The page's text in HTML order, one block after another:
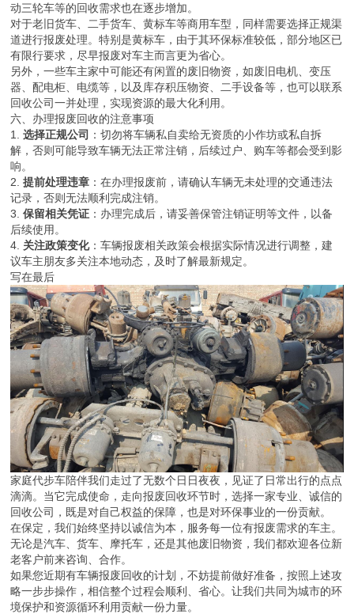
动三轮车等的回收需求也在逐步增加。
对于老旧货车、二手货车、黄标车等商用车型，同样需要选择正规渠
道进行报废处理。特别是黄标车，由于其环保标准较低，部分地区已
有限行要求，尽早报废对车主而言更为省心。
另外，一些车主家中可能还有闲置的废旧物资，如废旧电机、变压
器、配电柜、电缆等，以及库存积压物资、二手设备等，也可以联系
回收公司一并处理，实现资源的最大化利用。
六、办理报废回收的注意事项
1.选择正规公司 ：切勿将车辆私自卖给无资质的小作坊或私自拆
解，否则可能导致车辆无法正常注销，后续过户、购车等都会受到影
响。
2.提前处理违章 ：在办理报废前，请确认车辆无未处理的交通违法
记录，否则无法顺利完成注销。
3.保留相关凭证 ：办理完成后，请妥善保管注销证明等文件，以备
后续使用。
4. 关注政策变化：车辆报废相关政策会根据实际情况进行调整，建
议车主朋友多关注本地动态，及时了解最新规定。
写在最后
家庭代步车陪伴我们走过了无数个日日夜夜，见证了日常出行的点点
滴滴。当它完成使命，走向报废回收环节时，选择一家专业、诚信的
回收公司，既是对自己权益的保障，也是对环保事业的一份贡献。
在保定，我们始终坚持以诚信为本，服务每一位有报废需求的车主。
无论是汽车、货车、摩托车，还是其他废旧物资，我们都欢迎各位新
老客户前来咨询、合作。
如果您近期有车辆报废回收的计划，不妨提前做好准备，按照上述攻
略一步步操作，相信整个过程会顺利、省心。让我们共同为城市的环
境保护和资源循环利用贡献一份力量。